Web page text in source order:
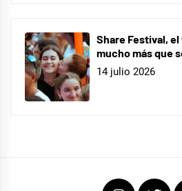
Share Festival,
mucho más que
14 julio 2026
InstagramTwitter